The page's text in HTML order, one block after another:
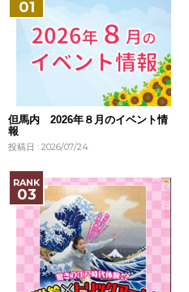
但馬内 2026年８月のイベント情
報
投稿日 : 2026/07/24